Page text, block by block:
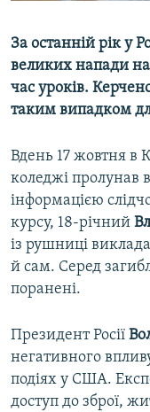
Усі сайти RFE/RL
За останній рік у
великих напади на
час уроків.
таким випадком
Вдень 17 жовтня в
коледжі пролунав
інформацією
курсу, 18-річний
із рушниці
й сам. Серед
поранені.
Президент Росії
негативного
подіях у США.
доступ до зброї,